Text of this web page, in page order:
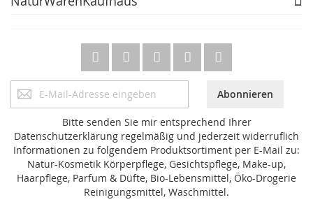
Anmeldung
zum
Abonnieren
Bitte senden Sie mir entsprechend Ihrer
Datenschutzerklärung regelmäßig und jederzeit widerruflich
Informationen zu folgendem Produktsortiment per E-Mail zu:
Natur-Kosmetik Körperpflege, Gesichtspflege, Make-up,
Haarpflege, Parfum & Düfte, Bio-Lebensmittel, Öko-Drogerie
Reinigungsmittel, Waschmittel.